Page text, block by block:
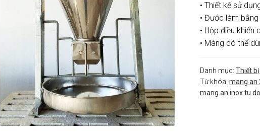
• Thiết kế sử
• Đước làm
• Hộp điều
• Máng có thể
Danh mục:Thiết
Từ khóa:mang an
mang an inox tu